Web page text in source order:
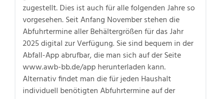
zugestellt. Dies ist auch für alle folgenden Jahre so
vorgesehen. Seit Anfang November stehen die
Abfuhrtermine aller Behältergrößen für das Jahr
2025 digital zur Verfügung. Sie sind bequem in der
Abfall-App abrufbar, die man sich auf der Seite
www.awb-bb.de/app herunterladen kann.
Alternativ findet man die für jeden Haushalt
individuell benötigten Abfuhrtermine auf der